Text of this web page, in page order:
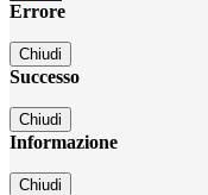
Errore
Chiudi
Successo
Chiudi
Informazione
Chiudi